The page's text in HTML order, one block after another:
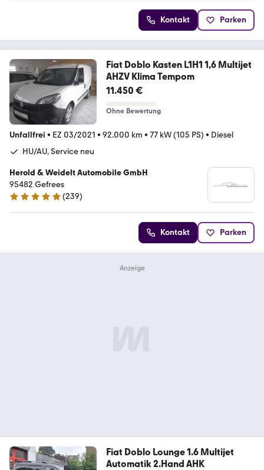
Kontakt Parken
Fiat Doblo Kasten L1H1 1,6 Multijet
AHZV Klima Tempom
11.450 €
Ohne Bewertung
Unfallfrei • EZ 03/2021 • 92.000 km • 77 kW (105 PS) • Diesel
HU/AU, Service neu
Herold & Weidelt Automobile GmbH
95482 Gefrees
4.9 Sterne
(239)
Kontakt Parken
Fiat Doblo Lounge 1.6 Multijet
Automatik 2.Hand AHK